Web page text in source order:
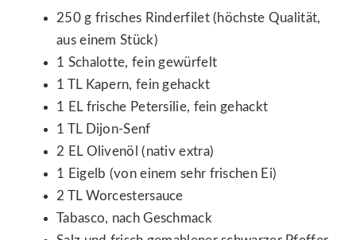
250 g frisches Rinderfilet (höchste Qualität,
aus einem Stück)
1 Schalotte, fein gewürfelt
1 TL Kapern, fein gehackt
1 EL frische Petersilie, fein gehackt
1 TL Dijon-Senf
2 EL Olivenöl (nativ extra)
1 Eigelb (von einem sehr frischen Ei)
2 TL Worcestersauce
Tabasco, nach Geschmack